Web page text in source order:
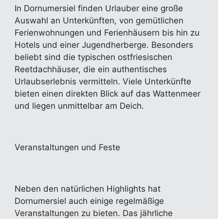
In Dornumersiel finden Urlauber eine große
Auswahl an Unterkünften, von gemütlichen
Ferienwohnungen und Ferienhäusern bis hin zu
Hotels und einer Jugendherberge. Besonders
beliebt sind die typischen ostfriesischen
Reetdachhäuser, die ein authentisches
Urlaubserlebnis vermitteln. Viele Unterkünfte
bieten einen direkten Blick auf das Wattenmeer
und liegen unmittelbar am Deich.
Veranstaltungen und Feste
Neben den natürlichen Highlights hat
Dornumersiel auch einige regelmäßige
Veranstaltungen zu bieten. Das jährliche